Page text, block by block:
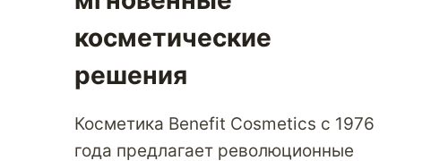
косметические
решения
Косметика Benefit Cosmetics с 1976
года предлагает революционные